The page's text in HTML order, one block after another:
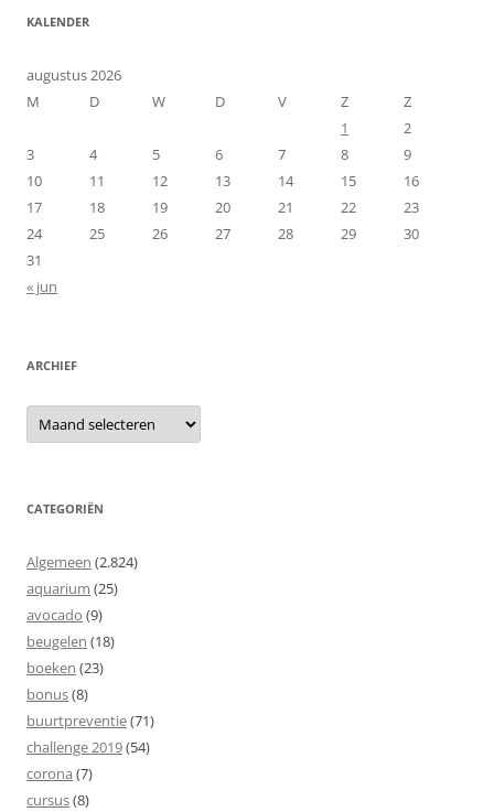
KALENDER
augustus 2026
M
D W D V Z
Z
1
2
3
4 5 6 7 8
9
10
11 12 13 14 15
16
17
18 19 20 21 22
23
24
25 26 27 28 29
30
31
« jun
ARCHIEF
Archief
CATEGORIËN
Algemeen (2.824)
aquarium (25)
avocado (9)
beugelen (18)
boeken (23)
bonus(8)
buurtpreventie(71)
challenge 2019(54)
corona (7)
cursus(8)